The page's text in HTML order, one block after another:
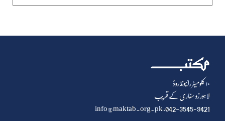
۱۰ کلومیٹر رائیونڈ روڈ
لاہور زو سفاری کے قریب
042-3545-9421,
info@maktab.org.pk